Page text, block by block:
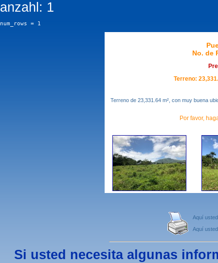
anzahl: 1
num_rows = 1
No. de
Terreno:
Terreno de 23,331.64 m², con muy buena
Por favor,
Aquí
Aquí
Si usted necesita algunas